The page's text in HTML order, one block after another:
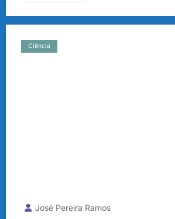
Ciência
José Pereira Ramos